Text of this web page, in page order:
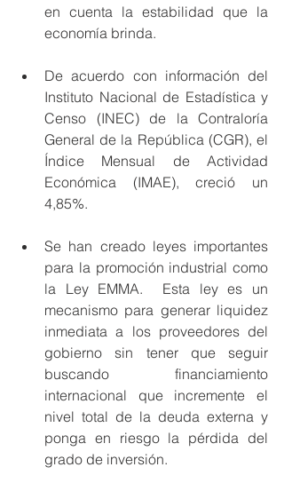
en cuenta la estabilidad que la
economía brinda.
De acuerdo con información del
Instituto Nacional de Estadística y
Censo (INEC) de la Contraloría
General de la República (CGR), el
Índice Mensual de Actividad
Económica (IMAE), creció un
4,85%.
Se han creado leyes importantes
para la promoción industrial como
la Ley EMMA.  Esta ley es un
mecanismo para generar liquidez
inmediata a los proveedores del
gobierno sin tener que seguir
buscando financiamiento
internacional que incremente el
nivel total de la deuda externa y
ponga en riesgo la pérdida del
grado de inversión.